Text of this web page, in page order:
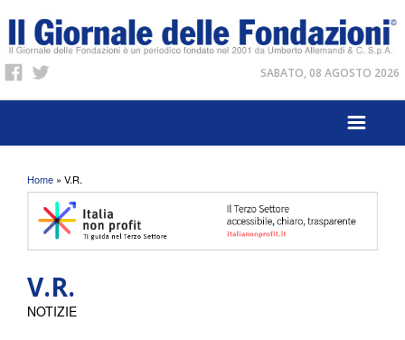
SABATO, 08 AGOSTO 2026
Tu sei qui
Home » V.R.
V.R.
NOTIZIE